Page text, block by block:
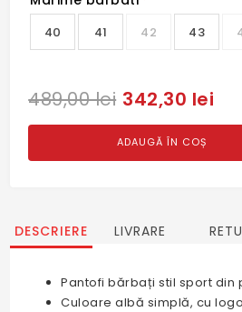
40 41 42 43
489,00 lei 342,30 lei
ADAUGĂ ÎN COȘ
DESCRIERE LIVRARE
Pantofi bărbați stil sport din
Culoare albă simplă, cu